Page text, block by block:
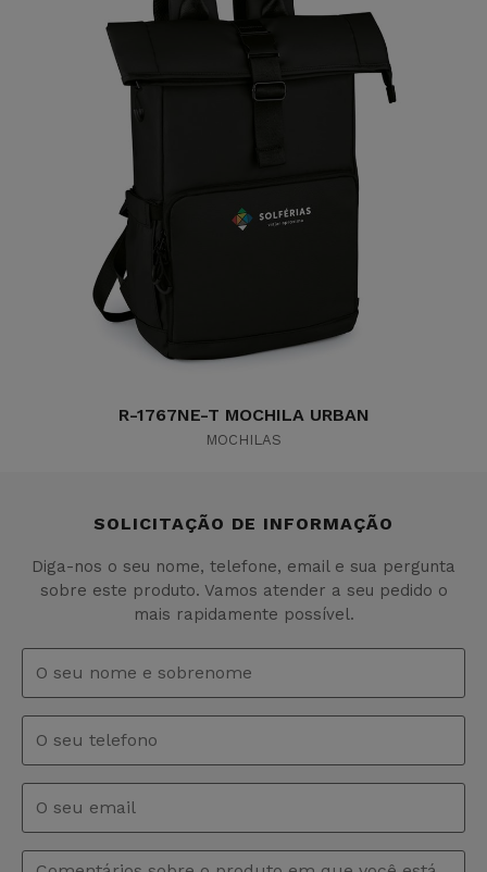
R-1767NE-T MOCHILA URBAN
MOCHILAS
SOLICITAÇÃO DE INFORMAÇÃO
Diga-nos o seu nome, telefone, email e sua pergunta
sobre este produto. Vamos atender a seu pedido o
mais rapidamente possível.
sobrenome *
Comentários